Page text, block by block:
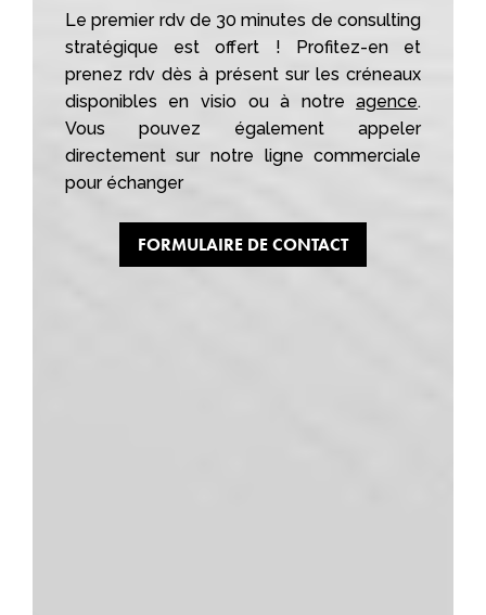
Le premier rdv de 30 minutes de consulting
stratégique est offert ! Profitez-en et
prenez rdv dès à présent sur les créneaux
disponibles en visio ou à notreagence.
Vous pouvez également appeler
directement sur notre ligne commerciale
pour échanger
FORMULAIRE DE CONTACT